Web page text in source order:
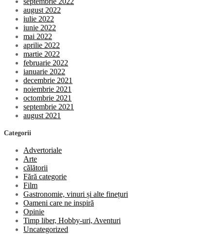
august 2022
iulie 2022
iunie 2022
mai 2022
aprilie 2022
martie 2022
februarie 2022
ianuarie 2022
decembrie 2021
noiembrie 2021
octombrie 2021
septembrie 2021
august 2021
Categorii
Advertoriale
Arte
călătorii
Fără categorie
Film
Gastronomie, vinuri și alte finețuri
Oameni care ne inspiră
Opinie
Timp liber, Hobby-uri, Aventuri
Uncategorized